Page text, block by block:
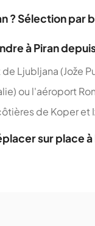
? Sélection par
à Piran
Ljubljana (Jože
ou l'aéroport
de Koper et
sur place à